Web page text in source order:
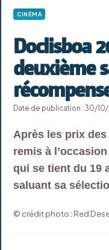
CINÉMA
Doclisboa
deuxième
Date de publication : 30/10/
Après les prix
remis à
qui se tient du 19
saluant sa
© crédit photo : Red